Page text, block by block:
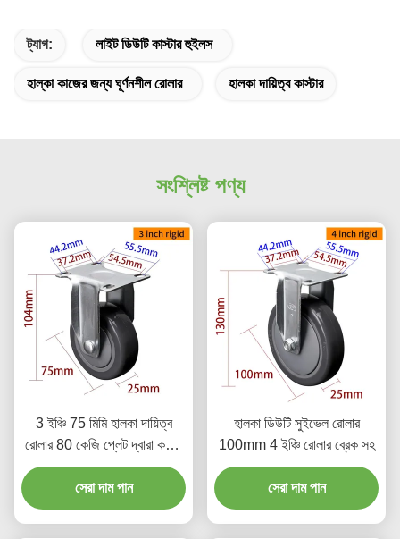
ট্যাগ: লাইট ডিউটি ​​কাস্টার হুইলস
হাল্কা কাজের জন্য ঘূর্ণনশীল রোলার হালকা দায়িত্ব কাস্টার
সংশ্লিষ্ট পণ্য
3 ইঞ্চি 75 মিমি হালকা দায়িত্ব
রোলার 80 কেজি প্লেট দ্বারা কঠোর
ঘূর্ণন / ব্রেক টাইপ
সেরা দাম পান
হালকা ডিউটি সুইভেল রোলার
100mm 4 ইঞ্চি রোলার ব্রেক সহ
সেরা দাম পান